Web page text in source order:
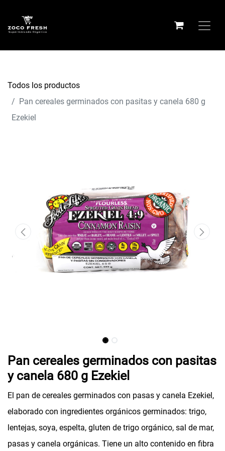
Todos los productos
Pan cereales germinados con pasitas y canela 680 g
Ezekiel
Pan cereales germinados con pasitas
y canela 680 g Ezekiel
El pan de cereales germinados con pasas y canela Ezekiel,
elaborado con ingredientes orgánicos germinados: trigo,
lentejas, soya, espelta, gluten de trigo orgánico, sal de mar,
pasas y canela orgánicas. Tiene un alto contenido en fibra